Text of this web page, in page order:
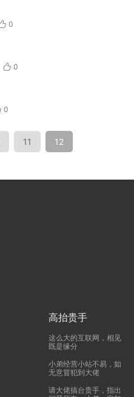
0
0
0
11 12
高抬贵手
这么大的互联网，相见
既是缘分
小弟经营小站不易，如
无意冒犯到大佬
请大佬搞台贵手，指出